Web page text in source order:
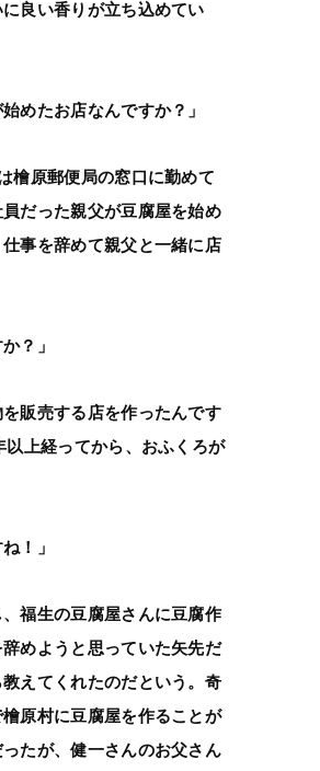
良い香りが立ち込めてい
めたお店なんですか？」
檜原郵便局の窓口に勤めて
だった親父が豆腐屋を始め
事を辞めて親父と一緒に店
？」
販売する店を作ったんです
上経ってから、おふくろが
！」
福生の豆腐屋さんに豆腐作
めようと思っていた矢先だ
えてくれたのだという。奇
原村に豆腐屋を作ることが
たが、健一さんのお父さん